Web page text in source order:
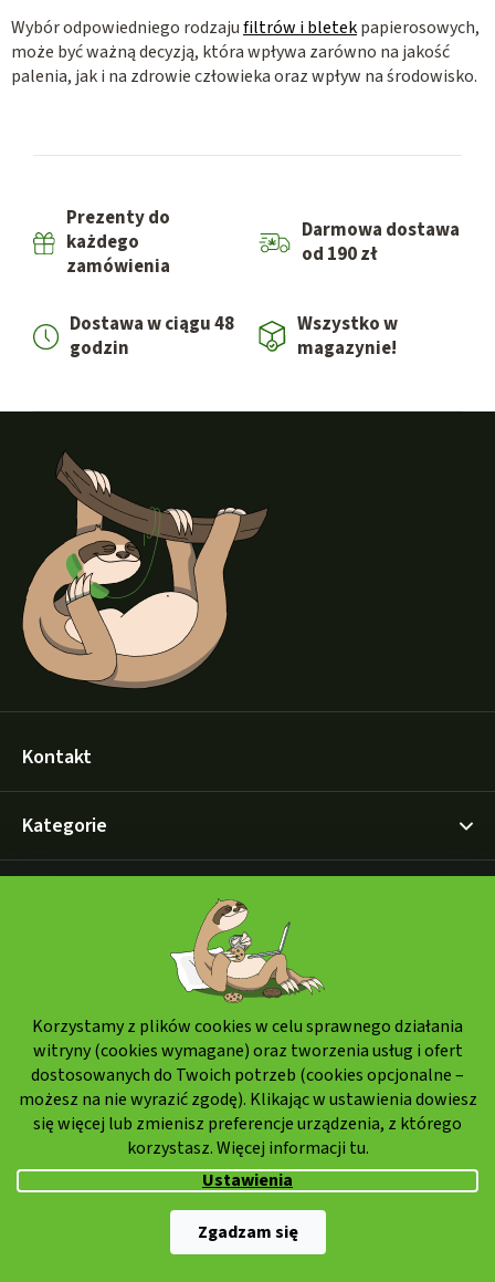
Korzystamy z plików cookies w celu sprawnego działania
witryny (cookies wymagane) oraz tworzenia usług i ofert
dostosowanych do Twoich potrzeb (cookies opcjonalne –
możesz na nie wyrazić zgodę). Klikając w ustawienia dowiesz
się więcej lub zmienisz preferencje urządzenia, z którego
korzystasz. Więcej informacji tu.
Ustawienia
Zgadzam się
Wybór odpowiedniego rodzajufiltrów i bletekpapierosowych,
może być ważną decyzją, która wpływa zarówno na jakość
palenia, jak i na zdrowie człowieka oraz wpływ na środowisko.
Prezenty do
każdego
zamówienia
Darmowa dostawa
od 190 zł
Dostawa w ciągu 48
godzin
Wszystko w
magazynie!
S
Kontakt
Kategorie
Sposoby zgłaszania reklamacji
Jak robić zakupy
Polityka przetwarzania danych osobowych
Sposób dostawy: